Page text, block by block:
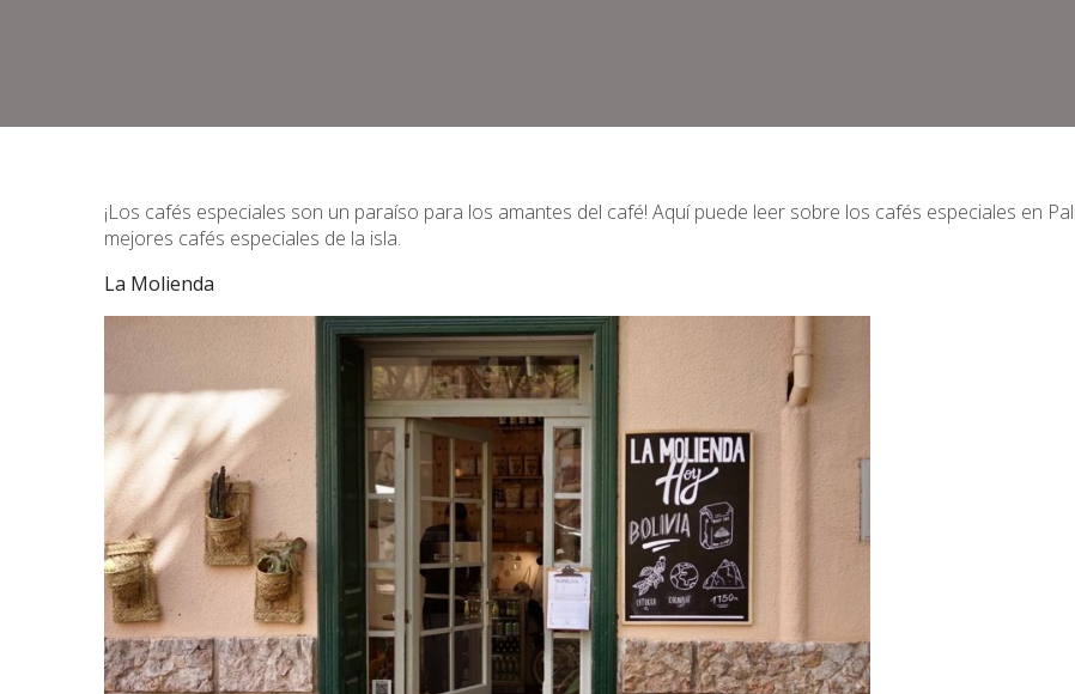
¡Los cafés especiales son un paraíso para los amantes del café! Aquí puede leer sobre los cafés especiales en
mejores cafés especiales de la isla.
La Molienda